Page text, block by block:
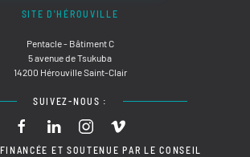
SITE D'HÉROUVILLE
Pentacle - Bâtiment C
5 avenue de Tsukuba
14200 Hérouville Saint-Clair
SUIVEZ-NOUS :
ET SOUTENUE PAR LE CONSEIL